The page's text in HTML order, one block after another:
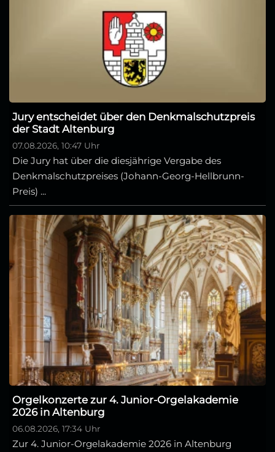
Jury entscheidet über den Denkmalschutzpreis
der Stadt Altenburg
07.08.2026, 10:47 Uhr
Die Jury hat über die diesjährige Vergabe des
Denkmalschutzpreises (Johann-Georg-Hellbrunn-
Preis) ...
Orgelkonzerte zur 4. Junior-Orgelakademie
2026 in Altenburg
06.08.2026, 17:34 Uhr
Zur 4. Junior-Orgelakademie 2026 in Altenburg